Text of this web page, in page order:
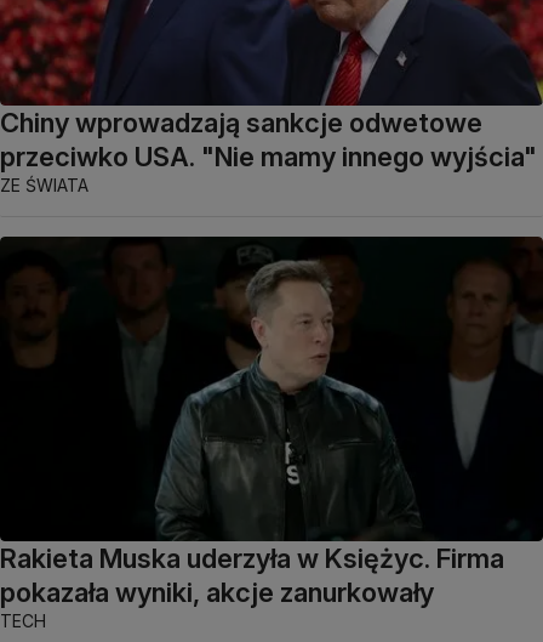
Chiny wprowadzają sankcje odwetowe
przeciwko USA. "Nie mamy innego wyjścia"
ZE ŚWIATA
Rakieta Muska uderzyła w Księżyc. Firma
pokazała wyniki, akcje zanurkowały
TECH